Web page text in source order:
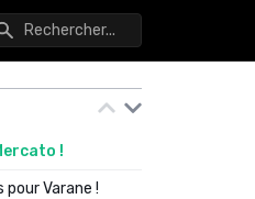
de thème
!
pour Varane !